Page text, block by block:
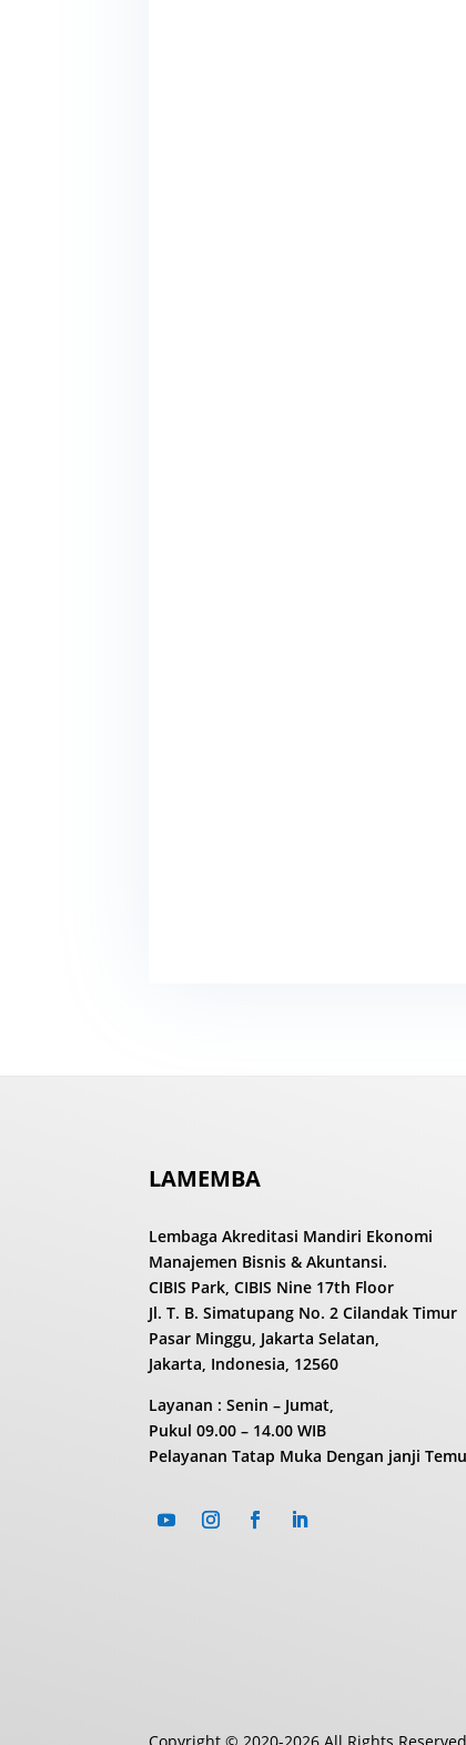
LAMEMBA
Lembaga Akreditasi Mandiri Ekonomi
Manajemen Bisnis & Akuntansi.
CIBIS Park, CIBIS Nine 17th Floor
Jl. T. B. Simatupang No. 2 Cilandak Timur
Pasar Minggu, Jakarta Selatan,
Jakarta, Indonesia, 12560
Layanan : Senin – Jumat,
Pukul09.00 – 14.00 WIB
Pelayanan Tatap Muka Dengan janji Temu
Copyright © 2020-2026 All Rights